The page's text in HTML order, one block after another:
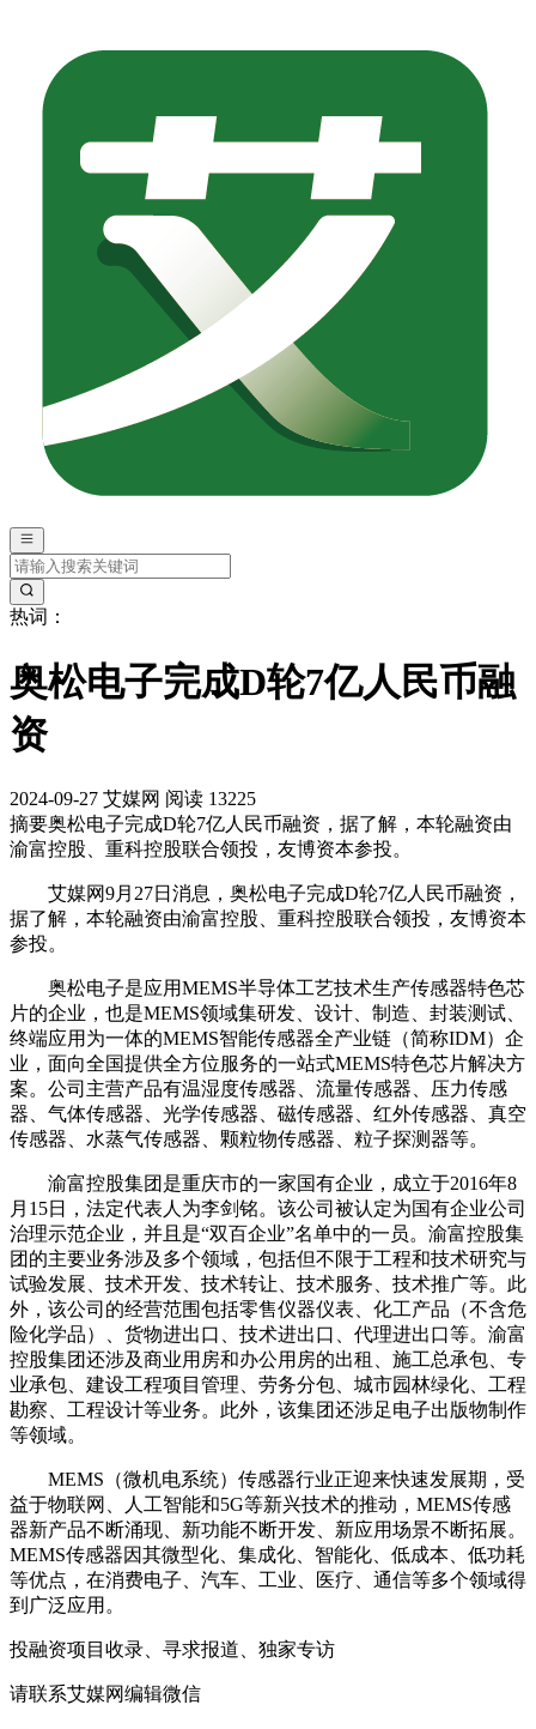
热词：
奥松电子完成D轮7亿人民币融
资
2024-09-27 艾媒网 阅读 13225
摘要奥松电子完成D轮7亿人民币融资，据了解，本轮融资由
渝富控股、重科控股联合领投，友博资本参投。
艾媒网9月27日消息，奥松电子完成D轮7亿人民币融资，
据了解，本轮融资由渝富控股、重科控股联合领投，友博资本
参投。
奥松电子是应用MEMS半导体工艺技术生产传感器特色芯
片的企业，也是MEMS领域集研发、设计、制造、封装测试、
终端应用为一体的MEMS智能传感器全产业链（简称IDM）企
业，面向全国提供全方位服务的一站式MEMS特色芯片解决方
案。公司主营产品有温湿度传感器、流量传感器、压力传感
器、气体传感器、光学传感器、磁传感器、红外传感器、真空
传感器、水蒸气传感器、颗粒物传感器、粒子探测器等。
‌渝富控股集团是重庆市的一家国有企业，成立于2016年8
月15日，法定代表人为李剑铭。‌该公司被认定为国有企业公司
治理示范企业，并且是“双百企业”名单中的一员。渝富控股集
团的主要业务涉及多个领域，包括但不限于工程和技术研究与
试验发展、技术开发、技术转让、技术服务、技术推广等。此
外，该公司的经营范围包括零售仪器仪表、化工产品（不含危
险化学品）、货物进出口、技术进出口、代理进出口等。渝富
控股集团还涉及商业用房和办公用房的出租、施工总承包、专
业承包、建设工程项目管理、劳务分包、城市园林绿化、工程
勘察、工程设计等业务。此外，该集团还涉足电子出版物制作
等领域‌。
MEMS（微机电系统）传感器行业正迎来快速发展期，受
益于物联网、人工智能和5G等新兴技术的推动，MEMS传感
器新产品不断涌现、新功能不断开发、新应用场景不断拓展。
MEMS传感器因其微型化、集成化、智能化、低成本、低功耗
等优点，在消费电子、汽车、工业、医疗、通信等多个领域得
到广泛应用。
投融资项目收录、寻求报道、独家专访
请联系艾媒网编辑微信